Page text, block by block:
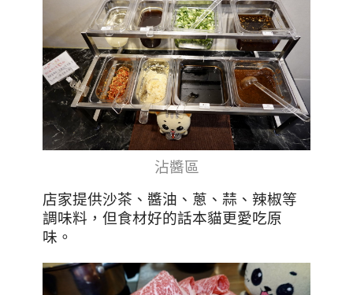
沾醬區
店家提供沙茶、醬油、蔥、蒜、辣椒等
調味料，但食材好的話本貓更愛吃原
味。